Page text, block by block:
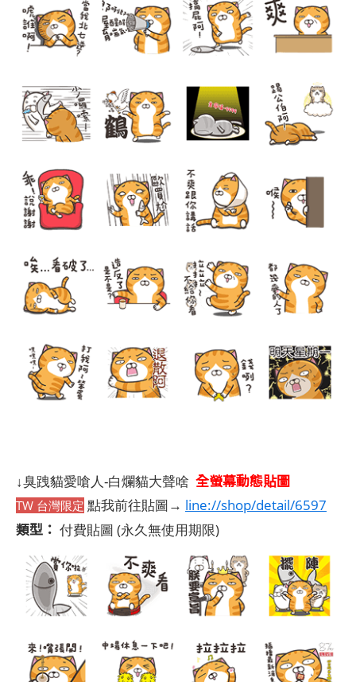
↓臭跩貓愛嗆人-白爛貓大聲啥 全螢幕動態貼圖
TW 台灣限定 點我前往貼圖→ line://shop/detail/6597
類型： 付費貼圖 (永久無使用期限)